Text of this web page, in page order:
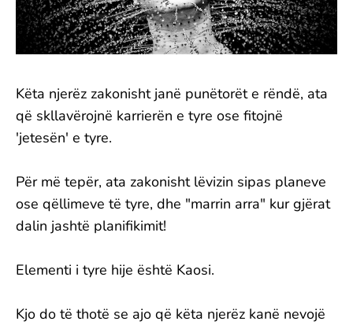
Këta njerëz zakonisht janë punëtorët e rëndë, ata
që skllavërojnë karrierën e tyre ose fitojnë
'jetesën' e tyre.
Për më tepër, ata zakonisht lëvizin sipas planeve
ose qëllimeve të tyre, dhe "marrin arra" kur gjërat
dalin jashtë planifikimit!
Elementi i tyre hije është Kaosi.
Kjo do të thotë se ajo që këta njerëz kanë nevojë